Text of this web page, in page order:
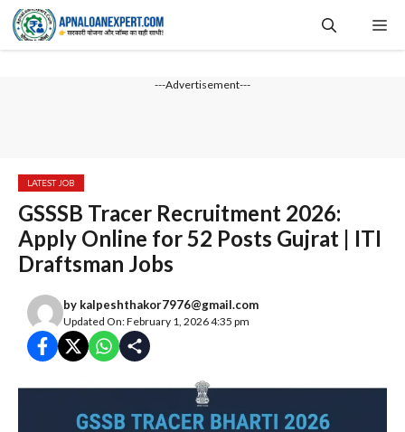
Skip
content
---Advertisement---
LATEST JOB
GSSSB Tracer Recruitment 2026:
Apply Online for 52 Posts Gujrat | ITI
Draftsman Jobs
by kalpeshthakor7976@gmail.com
Updated On: February 1, 2026 4:35 pm